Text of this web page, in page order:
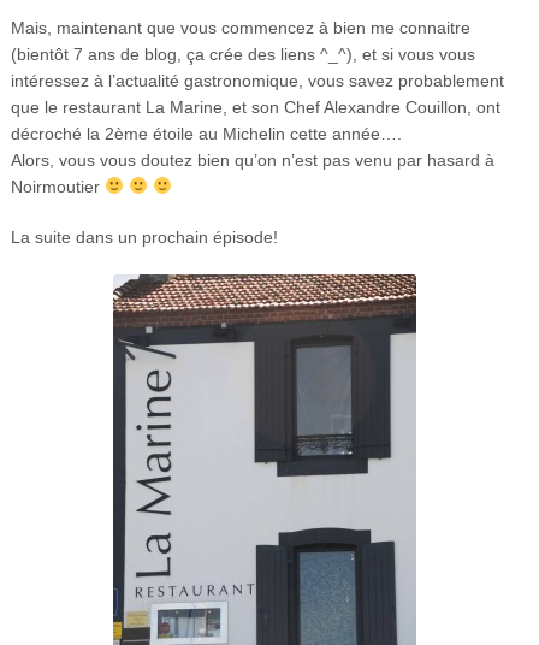
Mais, maintenant que vous commencez à bien me connaitre
(bientôt 7 ans de blog, ça crée des liens ^_^), et si vous vous
intéressez à l’actualité gastronomique, vous savez probablement
que le restaurant La Marine, et son Chef Alexandre Couillon, ont
décroché la 2ème étoile au Michelin cette année….
Alors, vous vous doutez bien qu’on n’est pas venu par hasard à
Noirmoutier
La suite dans un prochain épisode!